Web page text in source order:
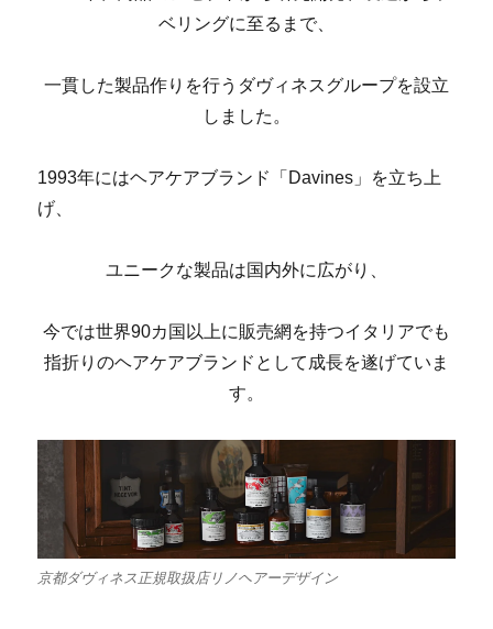
ベリングに至るまで、
一貫した製品作りを行うダヴィネスグループを設立
しました。
1993年にはヘアケアブランド「Davines」を立ち上
げ、
ユニークな製品は国内外に広がり、
今では世界90カ国以上に販売網を持つイタリアでも
指折りのヘアケアブランドとして成長を遂げていま
す。
京都ダヴィネス正規取扱店リノヘアーデザイン